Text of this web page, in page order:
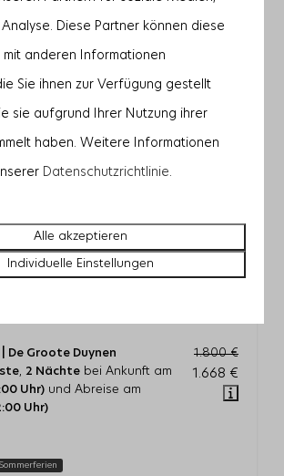
1.668 €
— 1.602 €
— — —
— —
1.800 €
1.668 €
De Groote Duynen
, 2 Nächte bei Ankunft am
Uhr) und Abreise am
Uhr)
Sommerferien
Diese Partner können diese
mit anderen Informationen
Sie ihnen zur Verfügung gestellt
sie aufgrund Ihrer Nutzung ihrer
haben. Weitere Informationen
Datenschutzrichtlinie.
Alle akzeptieren
Individuelle Einstellungen